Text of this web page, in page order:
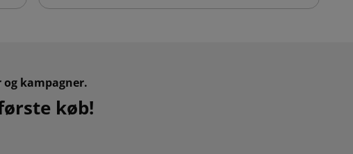
kampagner.
køb!